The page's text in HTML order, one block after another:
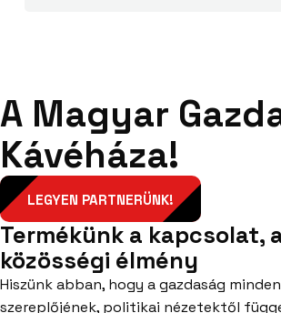
A Magyar
Kávéháza!
LEGYEN PARTNERÜNK!
Termékünk a kapcsolat,
közösségi élmény
Hiszünk abban, hogy a gazdaság
szereplőjének, politikai nézetektől